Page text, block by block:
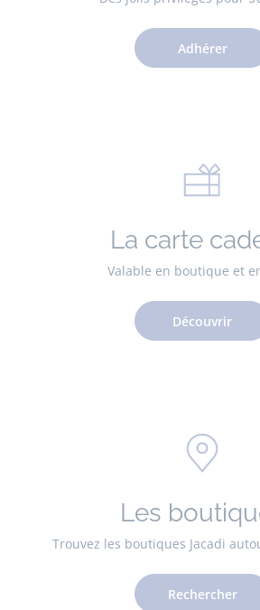
Adhérer
La carte
Valable en boutique et
Découvrir
Les
Trouvez les boutiques Jacadi
Rechercher